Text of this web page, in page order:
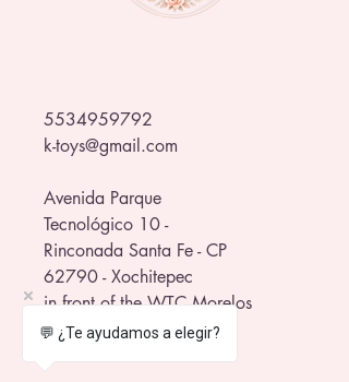
5534959792
k-toys@gmail.com
Avenida Parque
Tecnológico 10 -
Rinconada Santa Fe - CP
62790 - Xochitepec
in front of the WTC Morelos
💬 ¿Te ayudamos a elegir?